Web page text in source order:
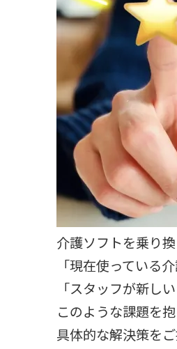
介護ソフトを乗り
「現在使っている
「スタッフが新し
このような課題を
具体的な解決策をご